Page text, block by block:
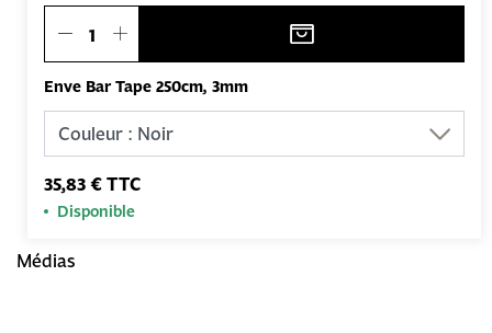
Enve Bar Tape 250cm, 3mm
35,83 € TTC
Disponible
Médias